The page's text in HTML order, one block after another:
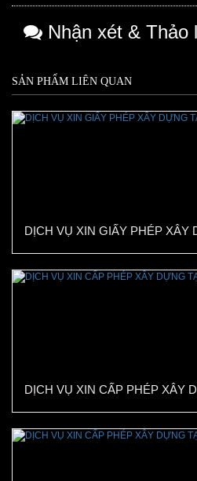
Nhận xét & Thảo
SẢN PHẨM LIÊN QUAN
DỊCH VỤ XIN GIẤY PHÉP XÂY
DỊCH VỤ XIN CẤP PHÉP XÂY